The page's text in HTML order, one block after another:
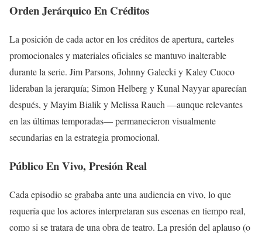
Orden Jerárquico En Créditos
La posición de cada actor en los créditos de apertura, carteles
promocionales y materiales oficiales se mantuvo inalterable
durante la serie. Jim Parsons, Johnny Galecki y Kaley Cuoco
lideraban la jerarquía; Simon Helberg y Kunal Nayyar aparecían
después, y Mayim Bialik y Melissa Rauch —aunque relevantes
en las últimas temporadas— permanecieron visualmente
secundarias en la estrategia promocional.
Público En Vivo, Presión Real
Cada episodio se grababa ante una audiencia en vivo, lo que
requería que los actores interpretaran sus escenas en tiempo real,
como si se tratara de una obra de teatro. La presión del aplauso (o